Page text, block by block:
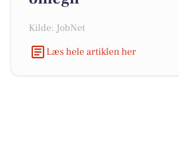
Kilde: JobNet
Læs hele artiklen her